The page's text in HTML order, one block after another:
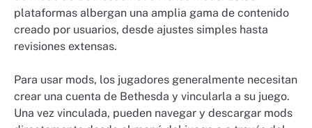
plataformas albergan una amplia gama de contenido
creado por usuarios, desde ajustes simples hasta
revisiones extensas.
Para usar mods, los jugadores generalmente necesitan
crear una cuenta de Bethesda y vincularla a su juego.
Una vez vinculada, pueden navegar y descargar mods